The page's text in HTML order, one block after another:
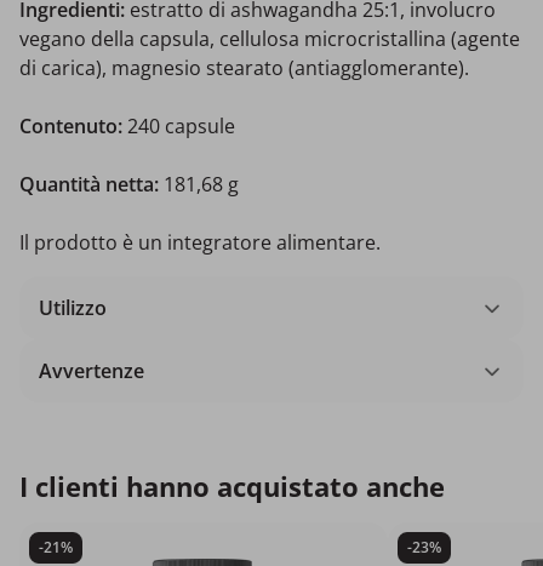
Ingredienti: estratto di ashwagandha 25:1, involucro
vegano della capsula, cellulosa microcristallina (agente
di carica), magnesio stearato (antiagglomerante).
Contenuto:240 capsule
Quantità netta: 181,68 g
Il prodotto è un integratore alimentare.
Utilizzo
Avvertenze
I clienti hanno acquistato anche
-21% -23%